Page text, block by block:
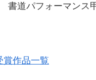
書道パフォーマンス
賞作品一覧